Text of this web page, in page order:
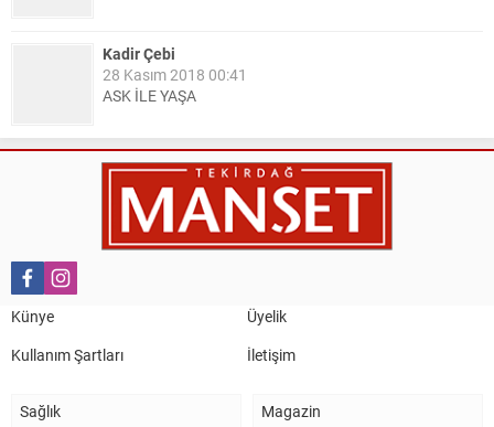
Kadir Çebi
28 Kasım 2018 00:41
ASK İLE YAŞA
Nail Kazanç
10 Mart 2023 21:36
HAYDİ TEKİRDAĞ MAÇA !!!!
TEKİRDAĞ İL EMNİYET MÜDÜRÜMÜZE HAYIRLI OLSUN
Künye
Üyelik
Kullanım Şartları
İletişim
Sağlık Magazin